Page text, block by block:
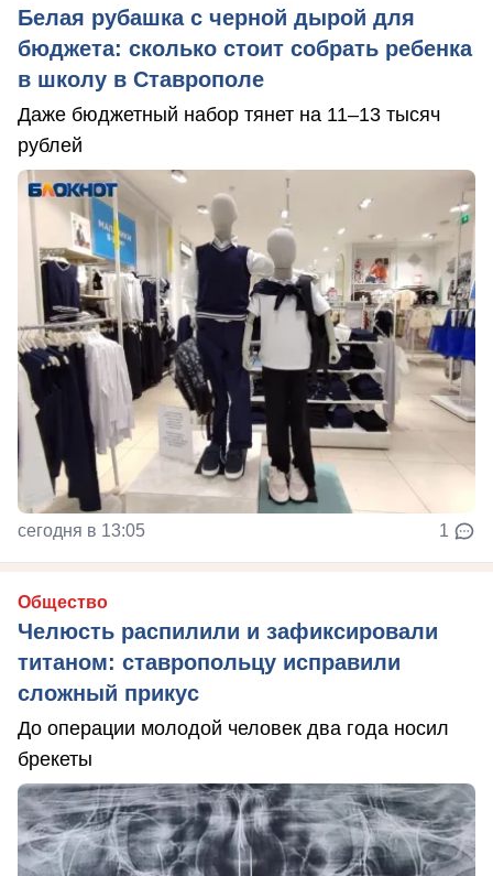
Белая рубашка с черной дырой для
бюджета: сколько стоит собрать ребенка
в школу в Ставрополе
Даже бюджетный набор тянет на 11–13 тысяч
рублей
сегодня в 13:05 1
Общество
Челюсть распилили и зафиксировали
титаном: ставропольцу исправили
сложный прикус
До операции молодой человек два года носил
брекеты